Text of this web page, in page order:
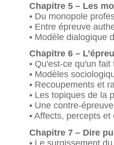
Chapitre 5 – Les
• Du monopole
• Entre épreuve
• Modèle dialogique
Chapitre 6 –
• Qu'est-ce qu'un fait
• Modèles
• Recoupements et
• Les topiques de la
• Une contre-
• Affects, percepts et
Chapitre 7 – Dire
• Le surgissement